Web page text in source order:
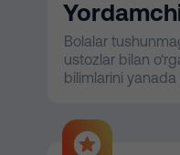
Bolalar
ustozlar bilan
bilimlarini